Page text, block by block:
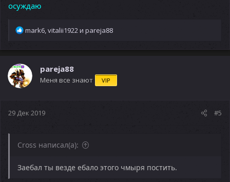
осуждаю
Р
а
ц
и
и
mark6,vitalii1922и pareja88
pareja88
Меня все знают VIP
29 Дек 2019 #5
Cross написал(а):
Заебал ты везде ебало этого чмыря постить.